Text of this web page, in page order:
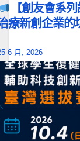
【創友會系
療新創企業的
6 月, 2026